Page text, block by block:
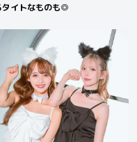
タイトなものも◎